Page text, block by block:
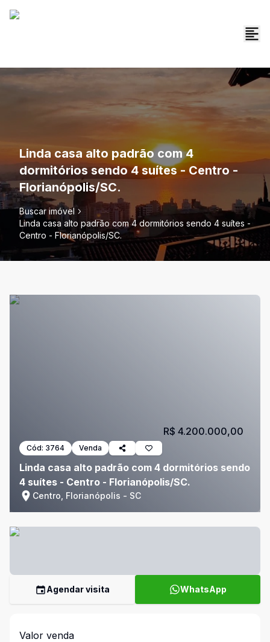
Linda casa alto padrão com 4
dormitórios sendo 4 suítes - Centro -
Florianópolis/SC.
Buscar imóvel
Linda casa alto padrão com 4 dormitórios sendo 4 suítes -
Centro - Florianópolis/SC.
Cód: 3764 Venda
Linda casa alto padrão com 4 dormitórios sendo
4 suítes - Centro - Florianópolis/SC.
Centro, Florianópolis - SC
R$ 4.200.000,00
Agendar visita WhatsApp
Valor venda